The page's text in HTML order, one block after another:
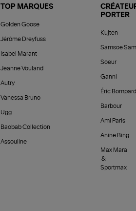
TOP MARQUES
Golden Goose
Jérôme Dreyfuss
Isabel Marant
Jeanne Vouland
Autry
Vanessa Bruno
Ugg
Baobab Collection
Assouline
PORTER
Kujten
Samsoe
Soeur
Ganni
Éric Bompard
Barbour
Ami Paris
Anine Bing
Max Mara
&
Sportmax